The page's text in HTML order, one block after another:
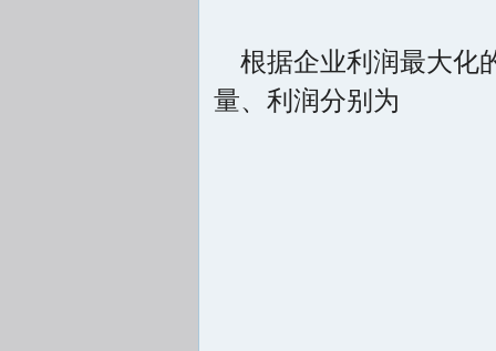
根据企业利润最大化
量、利润分别为